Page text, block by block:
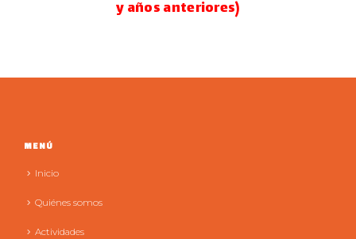
y años anteriores)
MENÚ
Inicio
Quiénes somos
Actividades